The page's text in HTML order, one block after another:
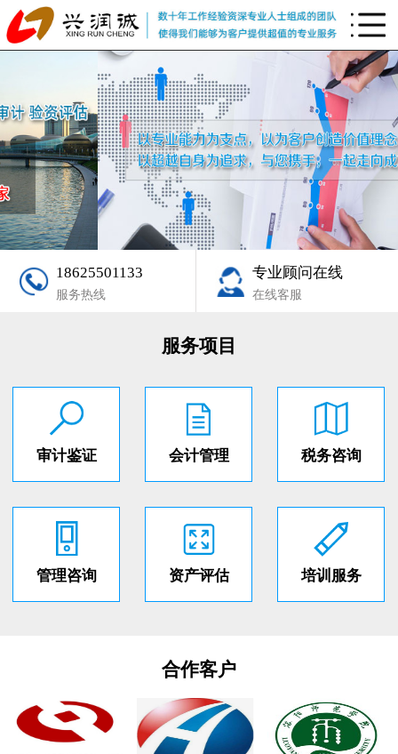
18625501133
服务热线
专业顾问在线
在线客服
服务项目
审计鉴证 会计管理 税务咨询
管理咨询 资产评估 培训服务
合作客户